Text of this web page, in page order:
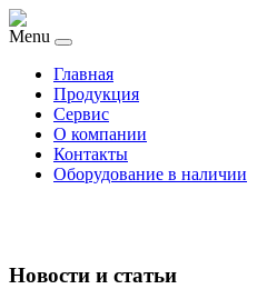
Menu
Главная
Продукция
Сервис
О компании
Контакты
Оборудование в наличии
Новости и статьи